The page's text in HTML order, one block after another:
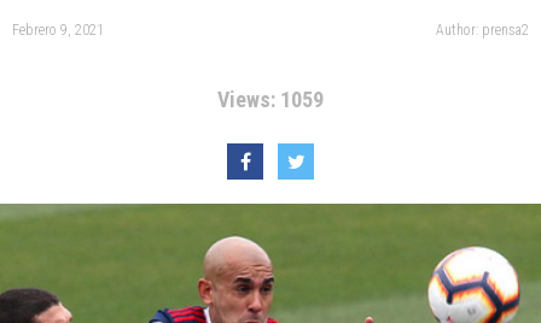
Febrero 9, 2021 Author: prensa2
Views: 1059